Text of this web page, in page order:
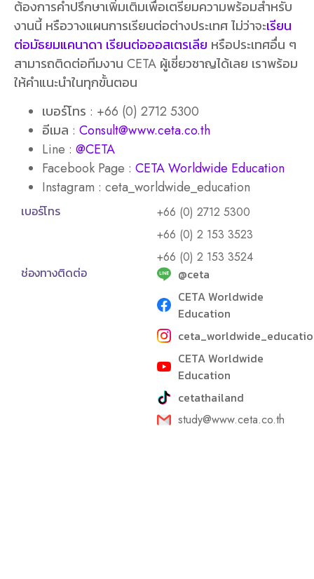
ต้องการคำปรึกษาเพิ่มเติมเพื่อเตรียมความพร้อมสำหรับ
งานนี้ หรือวางแผนการเรียนต่อต่างประเทศ ไม่ว่าจะเรียน
ต่อมัธยมแคนาดา เรียนต่อออสเตรเลีย หรือประเทศอื่น ๆ
สามารถติดต่อทีมงาน CETA ผู้เชี่ยวชาญได้เลย เราพร้อม
ให้คำแนะนำในทุกขั้นตอน
เบอร์โทร : +66 (0) 2712 5300
อีเมล : Consult@www.ceta.co.th
Line : @CETA
Facebook Page : CETA Worldwide Education
Instagram : ceta_worldwide_education
เบอร์โทร
+66 (0) 2712 5300
+66 (0) 2 153 3523
+66 (0) 2 153 3524
ช่องทางติดต่อ
@ceta
CETA Worldwide
Education
CETA Worldwide
Education
cetathailand
study@www.ceta.co.th